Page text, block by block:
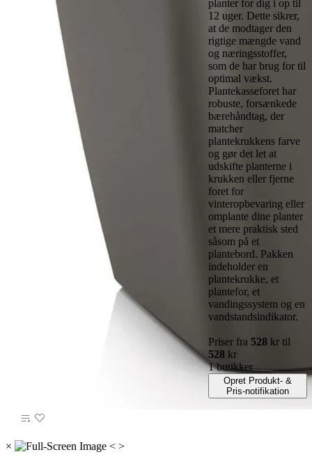
planter for dig i op til
12 uger. Dette sikrer,
at de modtager den
rigtige mængde vand
og næringsstoffer,
som de har brug for til
optimal vækst.
Plantekasseforet har
robuste, forsænkede
bærehåndtag, der
matcher
plantekrukkens farve
og gør det let at
udskifte planterne i
krukken eller fjerne
foret for
vinteropbevaring eller
omplante dine planter
et mere praktisk sted
såsom på et
plantebord. Pakken
indeholder en
plantekrukke, et
plantefor, et
vandingssystem og en
vandstandsindikator.
Priser fra 528 kr til
528 kr
1 butikker
Opret Produkt- &
Pris-notifikation
× < >